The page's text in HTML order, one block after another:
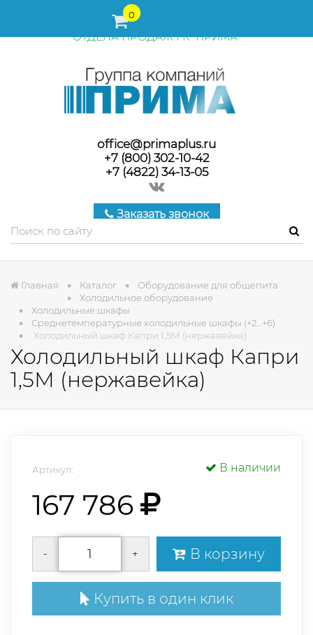
0
ПЕРЕД ОФОРМЛЕНИЕМ ЗАКАЗА, СТОИМОСТЬ И СРОКИ
ПОСТАВКИ ТОВАРА УТОЧНЯЙТЕ У МЕНЕДЖЕРОВ
ОТДЕЛА ПРОДАЖ ГК "ПРИМА"
office@primaplus.ru
+7 (800) 302-10-42
+7 (4822) 34-13-05
Заказать звонок
Главная Каталог
Оборудование для общепита
Холодильное оборудование
Холодильные шкафы
Среднетемпературные холодильные шкафы (+2…+6)
Холодильный шкаф Капри 1,5М (нержавейка)
Холодильный шкаф Капри
1,5М (нержавейка)
Артикул: В наличии
167 786
- + В корзину
Купить в один клик